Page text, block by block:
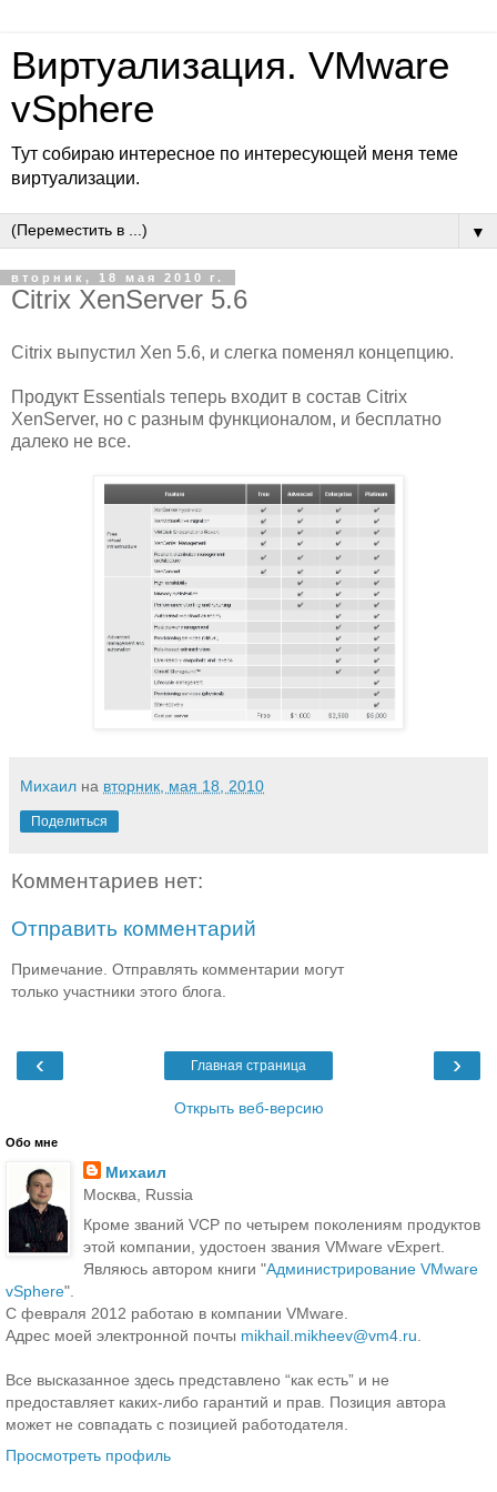
Виртуализация. VMware
vSphere
Тут собираю интересное по интересующей меня теме
виртуализации.
▼
вторник, 18 мая 2010 г.
Citrix XenServer 5.6
Citrix выпустил Xen 5.6, и слегка поменял концепцию.
Продукт Essentials теперь входит в состав Citrix
XenServer, но с разным функционалом, и бесплатно
далеко не все.
Михаил на вторник, мая 18, 2010
Поделиться
Комментариев нет:
Отправить комментарий
Примечание. Отправлять комментарии могут
только участники этого блога.
‹ ›
Главная страница
Открыть веб-версию
Обо мне
Михаил
Москва, Russia
Кроме званий VCP по четырем поколениям продуктов
этой компании, удостоен звания VMware vExpert.
Являюсь автором книги "Администрирование VMware
vSphere".
С февраля 2012 работаю в компании VMware.
Адрес моей электронной почты mikhail.mikheev@vm4.ru.
Все высказанное здесь представлено “как есть” и не
предоставляет каких-либо гарантий и прав. Позиция автора
может не совпадать с позицией работодателя.
Просмотреть профиль